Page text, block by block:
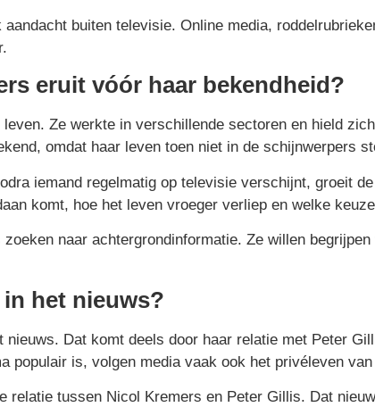
buiten televisie. Online media,
eruit vóór haar bekendheid?
Ze werkte in verschillende sectoren en hield
omdat haar leven toen niet in de schijnwerpers
iemand regelmatig op televisie verschijnt, groeit
komt, hoe het leven vroeger verliep en welke
naar achtergrondinformatie. Ze willen
het nieuws?
Dat komt deels door haar relatie met Peter
populair is, volgen media vaak ook het privéleven
relatie tussen Nicol Kremers en Peter Gillis. Dat